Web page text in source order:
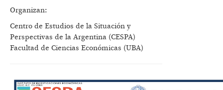
Organizan:
Centro de Estudios de la Situación y
Perspectivas de la Argentina (CESPA)
Facultad de Ciencias Económicas (UBA)